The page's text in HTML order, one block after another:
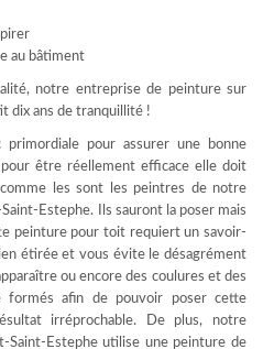
au bâtiment
notre entreprise de peinture sur
dix ans de tranquillité !
primordiale pour assurer une bonne
être réellement efficace elle doit
les sont les peintres de notre
Estephe. Ils sauront la poser mais
peinture pour toit requiert un savoir-
étirée et vous évite le désagrément
ou encore des coulures et des
formés afin de pouvoir poser cette
irréprochable. De plus, notre
Saint-Estephe utilise une peinture de